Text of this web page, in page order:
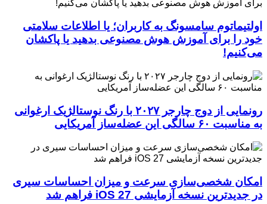
اولتیماتوم سامسونگ به کاربران؛ یا اطلاعات سلامتی
خود را برای آموزش هوش مصنوعی بدهید یا پاکشان
می‌کنیم!
رونمایی از دوج چارجر ۲۰۲۷ با رنگ نوستالژیک ارغوانی
به مناسبت ۶۰ سالگی این عضله‌ساز آمریکایی
امکان شخصی‌سازی سرعت و میزان احساسات سیری
در جدیدترین نسخه آزمایشی iOS 27 فراهم شد